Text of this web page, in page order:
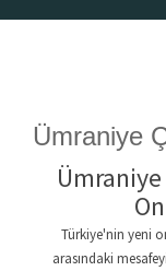
Ümraniye
Türkiye'nin yeni
arasındaki